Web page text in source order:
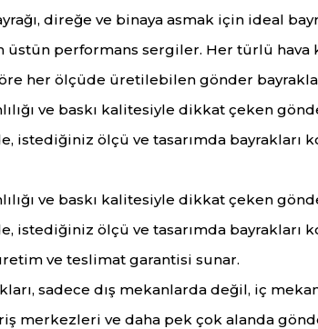
direğe ve binaya asmak için ideal
üstün performans sergiler. Her türlü
her ölçüde üretilebilen gönder
ve baskı kalitesiyle dikkat çeken
istediğiniz ölçü ve tasarımda bayrakları
ve baskı kalitesiyle dikkat çeken
istediğiniz ölçü ve tasarımda
ve teslimat garantisi sunar.
sadece dış mekanlarda değil, iç
merkezleri ve daha pek çok alanda